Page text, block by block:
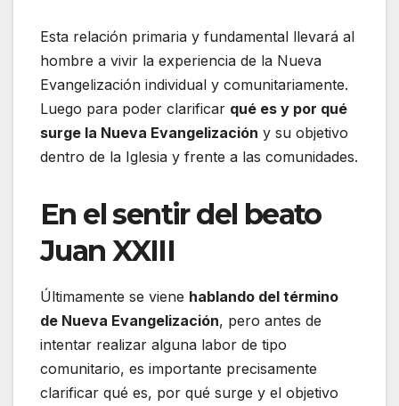
Esta relación primaria y fundamental llevará al
hombre a vivir la experiencia de la Nueva
Evangelización individual y comunitariamente.
Luego para poder clarificar qué es y por qué
surge la Nueva Evangelización y su objetivo
dentro de la Iglesia y frente a las comunidades.
En el sentir del beato
Juan XXIII
Últimamente se viene hablando del término
de Nueva Evangelización, pero antes de
intentar realizar alguna labor de tipo
comunitario, es importante precisamente
clarificar qué es, por qué surge y el objetivo